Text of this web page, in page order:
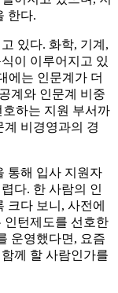
한다.
있다. 화학, 기계,
이 이루어지고 있
에는 인문계가 더
계와 인문계 비중
호하는 지원 부서까
비경영과의 경
통해 입사 지원자
다. 한 사람의 인
크다 보니, 사전에
인턴제도를 선호한
운영했다면, 요즘
께 할 사람인가를